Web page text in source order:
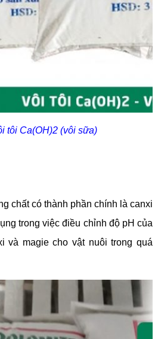
tôi Ca(OH)2 (vôi sữa)
chất có thành phần chính là canxi
trong việc điều chỉnh độ pH của
và magie cho vật nuôi trong quá